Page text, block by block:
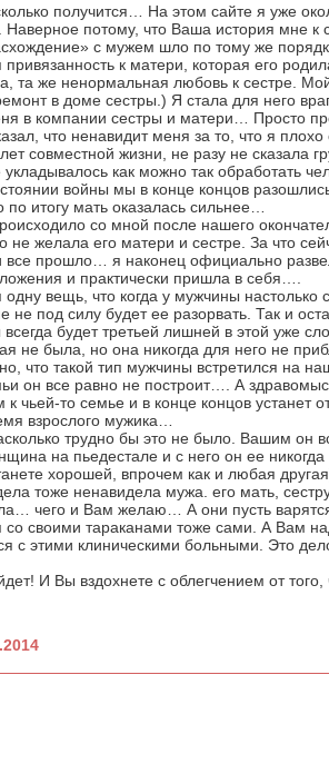
получится… На этом сайте я уже
Наверное потому, что Ваша история мне к
с мужем шло по тому же
к матери, которая его
та же ненормальная любовь к сестре.
в доме сестры.) Я стала для него
в компании сестры и матери… Просто
что ненавидит меня за то, что я
совместной жизни, не разу не сказала
как можно так обработать
войны мы в конце концов
итогу мать оказалась сильнее…
со мной после нашего
не желала его матери и сестре. За что
все прошло… я наконец официально
и практически пришла в себя….
вещь, что когда у мужчины настолько
под силу будет ее разорвать. Так и
будет третьей лишней в этой уже
не была, но она никогда для него не
что такой тип мужчины встретился на
он все равно не построит…. А
чьей-то семье и в конце концов устанет
взрослого мужика…
трудно бы это не было. Вашим он
на пьедестале и с него он ее
хорошей, впрочем как и любая
тоже ненавидела мужа. его мать,
чего и Вам желаю… А они пусть
со своими тараканами тоже сами. А Вам
с этими клиническими больными. Это
И Вы вздохнете с облегчением от